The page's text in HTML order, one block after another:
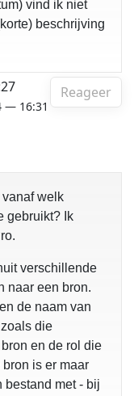
vind ik niet
beschrijving
Reageer
— 16:31
vanaf welk
gebruikt? Ik
verschillende
naar een bron.
de naam van
die
en de rol die
is er maar
bestand met - bij